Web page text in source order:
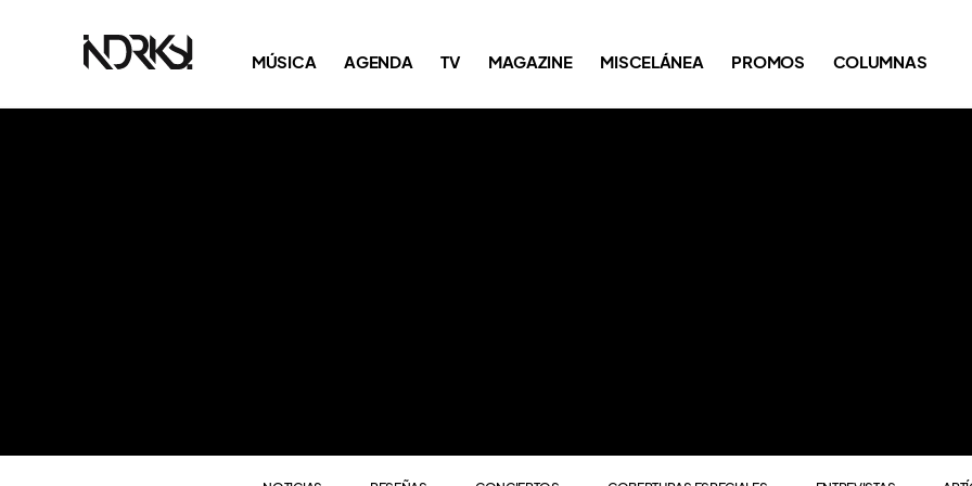
MÚSICA AGENDA TV MAGAZINE MISCELÁNEA PROMOS COLUMNAS